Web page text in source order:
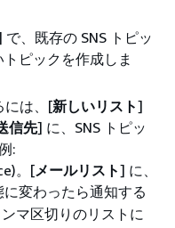
で、既存の SNS トピッ
ピックを作成しま
には、[新しいリスト]
信先] に、SNS トピッ
:
。[メールリスト] に、
に変わったら通知する
マ区切りのリストに